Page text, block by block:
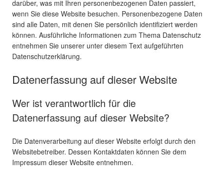
darüber, was mit Ihren personenbezogenen Daten passiert,
wenn Sie diese Website besuchen. Personenbezogene Daten
sind alle Daten, mit denen Sie persönlich identifiziert werden
können. Ausführliche Informationen zum Thema Datenschutz
entnehmen Sie unserer unter diesem Text aufgeführten
Datenschutzerklärung.
Datenerfassung auf dieser Website
Wer ist verantwortlich für die
Datenerfassung auf dieser Website?
Die Datenverarbeitung auf dieser Website erfolgt durch den
Websitebetreiber. Dessen Kontaktdaten können Sie dem
Impressum dieser Website entnehmen.